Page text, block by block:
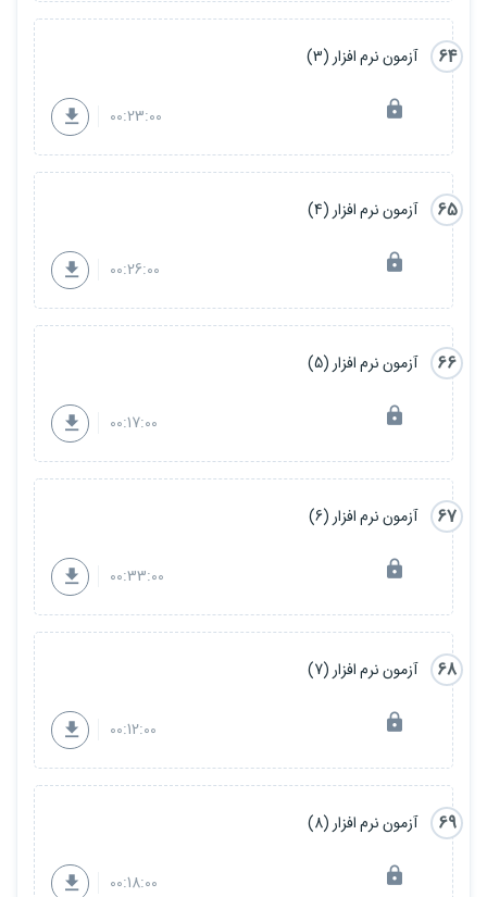
64 آزمون نرم افزار (3)
00:23:00
65 آزمون نرم افزار (4)
00:26:00
66 آزمون نرم افزار (5)
00:17:00
67 آزمون نرم افزار (6)
00:33:00
68 آزمون نرم افزار (7)
00:12:00
69 آزمون نرم افزار (8)
00:18:00